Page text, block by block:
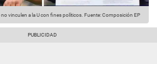
vinculen a la U con fines políticos. Fuente: Composición EP